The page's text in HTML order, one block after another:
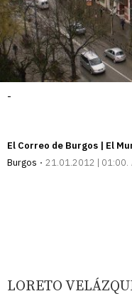
-
El Correo de Burgos | El
Burgos
21.01.2012 | 01:00
LORETO